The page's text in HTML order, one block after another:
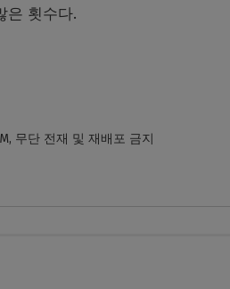
은 횟수다.
무단 전재 및 재배포 금지